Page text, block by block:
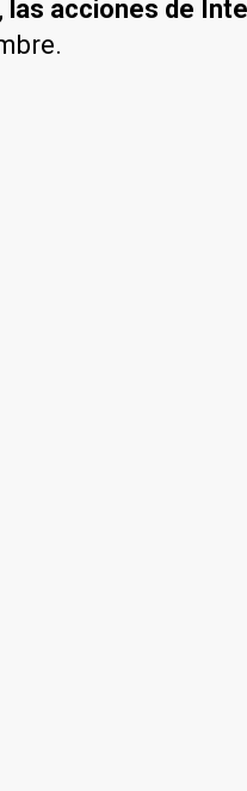
las acciones de